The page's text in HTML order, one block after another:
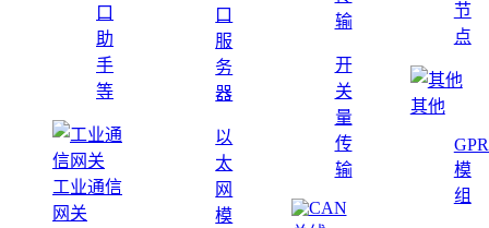
口
助
手
等
工业通信
网关
口
服
务
器
以
太
网
模
输
开
关
量
传
输
节
点
其他
模
组